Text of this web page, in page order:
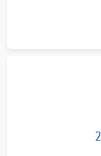
реакции